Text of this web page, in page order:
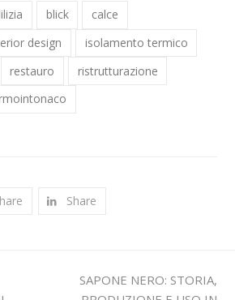
blick
calce
design
isolamento termico
restauro
ristrutturazione
Share
visualizza
SAPONE NERO: STORIA,